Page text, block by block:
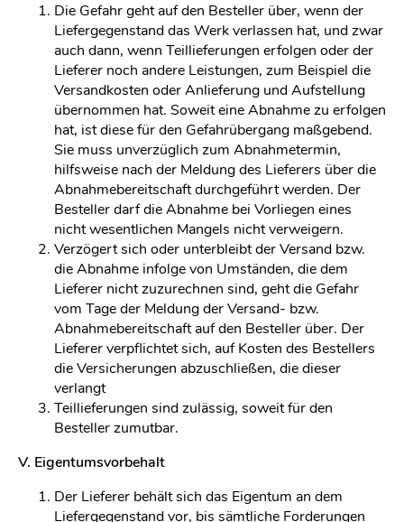
Die Gefahr geht auf den Besteller über, wenn der
Liefergegenstand das Werk verlassen hat, und zwar
auch dann, wenn Teillieferungen erfolgen oder der
Lieferer noch andere Leistungen, zum Beispiel die
Versandkosten oder Anlieferung und Aufstellung
übernommen hat. Soweit eine Abnahme zu erfolgen
hat, ist diese für den Gefahrübergang maßgebend.
Sie muss unverzüglich zum Abnahmetermin,
hilfsweise nach der Meldung des Lieferers über die
Abnahmebereitschaft durchgeführt werden. Der
Besteller darf die Abnahme bei Vorliegen eines
nicht wesentlichen Mangels nicht verweigern.
Verzögert sich oder unterbleibt der Versand bzw.
die Abnahme infolge von Umständen, die dem
Lieferer nicht zuzurechnen sind, geht die Gefahr
vom Tage der Meldung der Versand- bzw.
Abnahmebereitschaft auf den Besteller über. Der
Lieferer verpflichtet sich, auf Kosten des Bestellers
die Versicherungen abzuschließen, die dieser
verlangt
Teillieferungen sind zulässig, soweit für den
Besteller zumutbar.
V. Eigentumsvorbehalt
Der Lieferer behält sich das Eigentum an dem
Liefergegenstand vor, bis sämtliche Forderungen